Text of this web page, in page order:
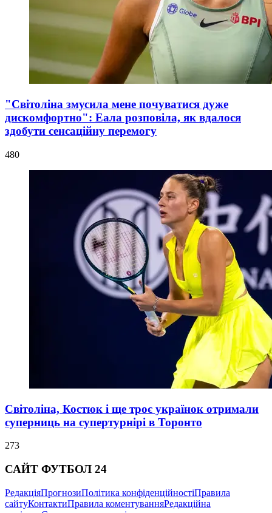
"Світоліна змусила мене почуватися дуже
дискомфортно": Еала розповіла, як вдалося
здобути сенсаційну перемогу
480
Світоліна, Костюк і ще троє українок отримали
суперниць на супертурнірі в Торонто
273
САЙТ ФУТБОЛ 24
РедакціяПрогнозиПолітика конфіденційностіПравила
сайтуКонтактиПравила коментуванняРедакційна